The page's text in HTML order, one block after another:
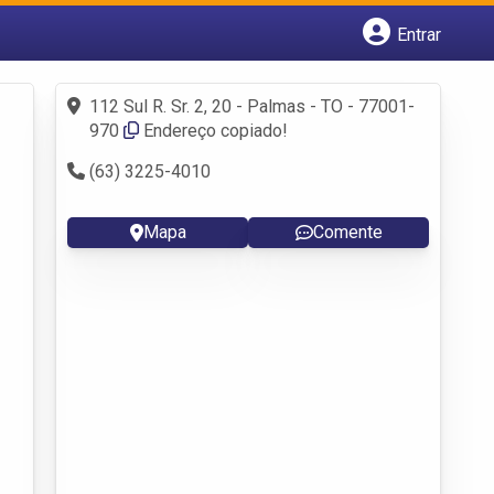
Entrar
Fazer login
Criar conta
112 Sul R. Sr. 2, 20 - Palmas - TO - 77001-
970
Endereço copiado!
(63) 3225-4010
Mapa Comente